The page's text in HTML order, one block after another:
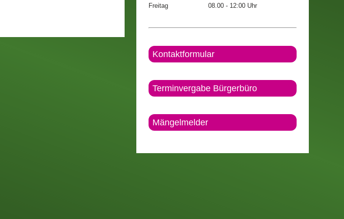
Freitag
08.00 - 12:00 Uhr
Kontaktformular
Terminvergabe Bürgerbüro
Mängelmelder